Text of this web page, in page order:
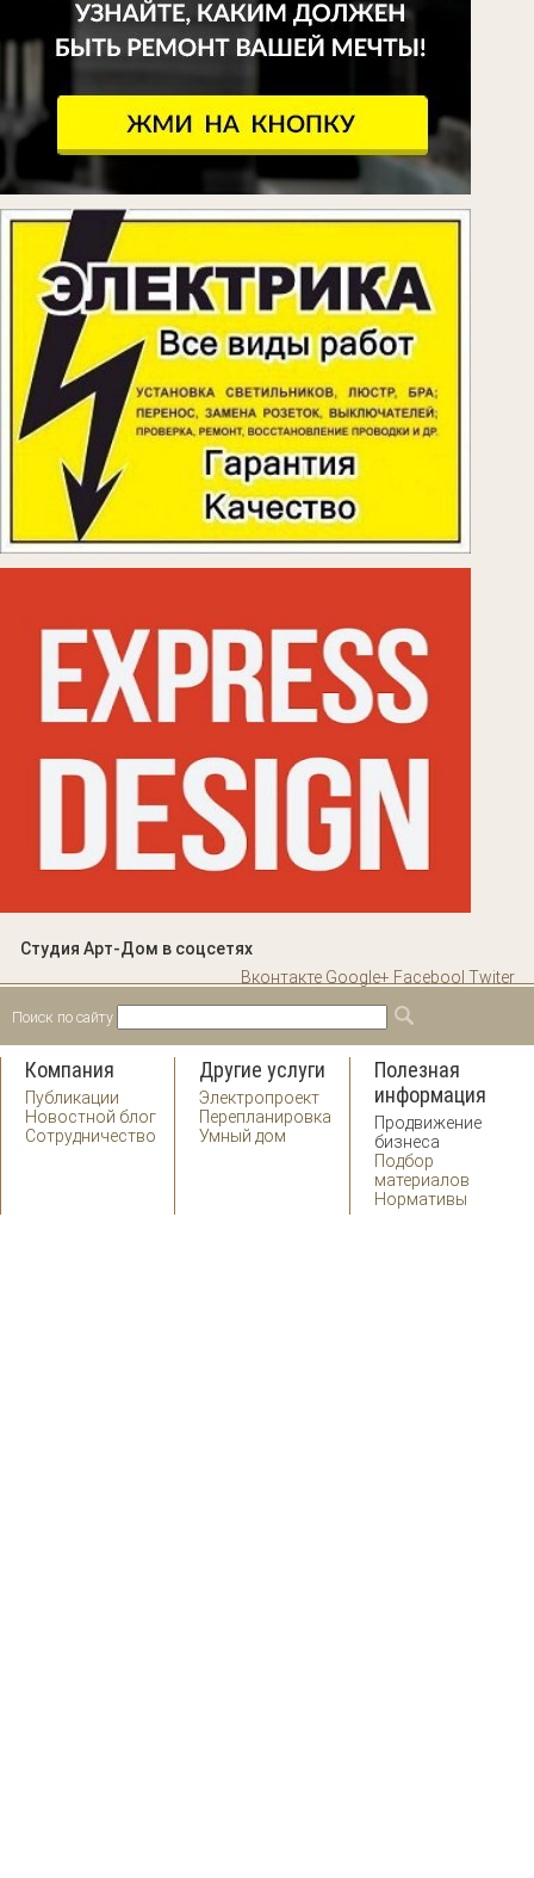
Студия Арт-Дом в соцсетях
Вконтакте Google+ Facebool Twiter
Форма поиска
Поиск по сайту
Компания
Публикации
Новостной блог
Сотрудничество
Другие услуги
Электропроект
Перепланировка
Умный дом
Полезная
информация
Продвижение
бизнеса
Подбор
материалов
Нормативы